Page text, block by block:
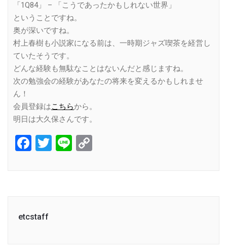
「1Q84」 – 「こうであったかもしれない世界」
ということですね。
奥が深いですね。
村上春樹も小説家になる前は、一時期ジャズ喫茶を経営し
ていたそうです。
どんな経験も無駄なことはないんだと感じますね。
次の勉強会の経験があなたの将来を変えるかもしれませ
ん！
会員登録はこちらから。
明日は大久保さんです。
Facebook
Twitter
Line
etcstaff